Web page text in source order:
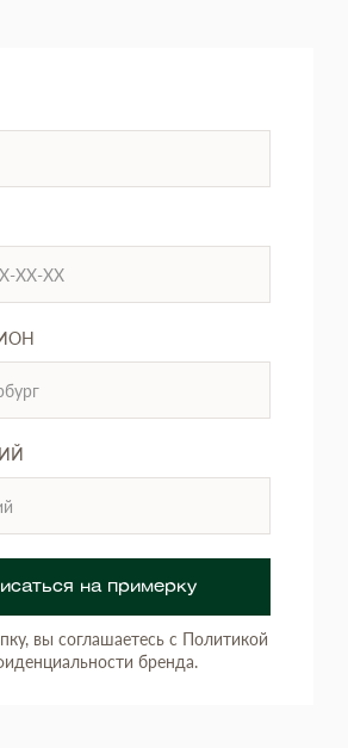
на примерку
вы соглашаетесь с Политикой
бренда.